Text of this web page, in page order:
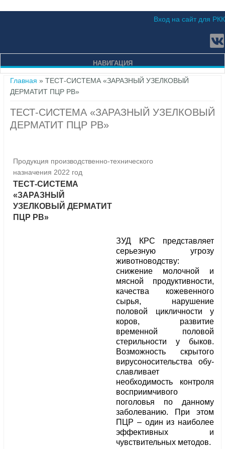
Вход на сайт для РКК
НАВИГАЦИЯ
Вы здесь
Главная » ТЕСТ-СИСТЕМА «ЗАРАЗНЫЙ УЗЕЛКОВЫЙ
ДЕРМАТИТ ПЦР РВ»
ТЕСТ-СИСТЕМА «ЗАРАЗНЫЙ УЗЕЛКОВЫЙ
ДЕРМАТИТ ПЦР РВ»
Продукция производственно-технического
назначения 2022 год
ТЕСТ-СИСТЕМА
«ЗАРАЗНЫЙ
УЗЕЛКОВЫЙ ДЕРМАТИТ
ПЦР РВ»
ЗУД КРС представляет
серьезную угрозу
животноводству:
снижение молочной и
мясной продуктивности,
качества кожевенного
сырья, нарушение
половой цикличности у
коров, развитие
временной половой
стерильности у быков.
Возможность скрытого
вирусоносительства обу­
славливает
необходимость контроля
восприимчивого
поголовья по данному
заболеванию. При этом
ПЦР – один из наиболее
эффективных и
чувствительных методов.